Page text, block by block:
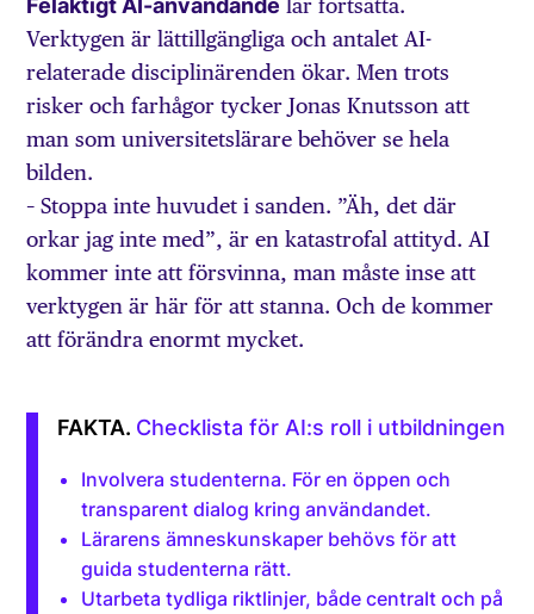
Felaktigt AI-användande lär fortsätta.
Verktygen är lättillgängliga och antalet AI-
relaterade disciplinärenden ökar. Men trots
risker och farhågor tycker Jonas Knutsson att
man som universitets­lärare behöver se hela
bilden.
– Stoppa inte huvudet i sanden. ”Äh, det där
orkar jag inte med”, är en katastrofal attityd. AI
kommer inte att försvinna, man måste inse att
verktygen är här för att stanna. Och de kommer
att förändra enormt mycket.
Checklista för AI:s roll i utbildningen
Involvera studenterna. För en öppen och
transparent dialog kring användandet.
Lärarens ämneskunskaper behövs för att
guida studenterna rätt.
Utarbeta tydliga riktlinjer, både centralt och på